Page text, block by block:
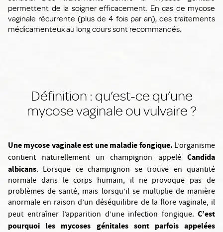
permettent de la soigner efficacement. En cas de mycose
vaginale récurrente (plus de 4 fois par an), des traitements
médicamenteux au long cours sont recommandés.
Définition : qu’est-ce qu’une
mycose vaginale ou vulvaire ?
Une mycose vaginale est une maladie fongique. L’organisme
contient naturellement un champignon appelé Candida
albicans. Lorsque ce champignon se trouve en quantité
normale dans le corps humain, il ne provoque pas de
problèmes de santé, mais lorsqu’il se multiplie de manière
anormale en raison d’un déséquilibre de la flore vaginale, il
peut entraîner l’apparition d’une infection fongique. C’est
pourquoi les mycoses génitales sont parfois appelées